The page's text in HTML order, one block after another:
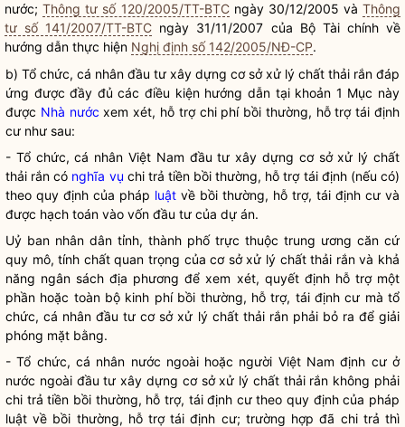
nước;Thông tư số 120/2005/TT-BTCngày 30/12/2005 và Thông
tư số 141/2007/TT-BTC ngày 31/11/2007 của Bộ Tài chính về
hướng dẫn thực hiện Nghị định số 142/2005/NĐ-CP.
b) Tổ chức, cá nhân đầu tư xây dựng cơ sở xử lý chất thải rắn đáp
ứng được đầy đủ các điều kiện hướng dẫn tại khoản 1 Mục này
được Nhà nước xem xét, hỗ trợ chi phíbồi thường, hỗ trợ tái định
cư như sau:
- Tổ chức, cá nhân Việt Nam đầu tư xây dựng cơ sở xử lý chất
thải rắn có nghĩa vụ chi trả tiền bồi thường, hỗ trợ tái định (nếu có)
theo quy định của pháp luật về bồi thường, hỗ trợ, tái định cư và
được hạch toán vào vốn đầu tư của dự án.
Uỷ ban nhân dân tỉnh, thành phố trực thuộc trung ương căn cứ
quy mô, tính chất quan trọng củacơ sở xử lý chất thải rắnvà khả
năng ngân sách địa phương để xem xét, quyết định hỗ trợ một
phần hoặc toàn bộ kinh phí bồi thường, hỗ trợ, tái định cư mà tổ
chức, cá nhân đầu tưcơ sở xử lý chất thải rắnphải bỏ ra để giải
phóng mặt bằng.
- Tổ chức, cá nhân nước ngoài hoặc người Việt Nam định cư ở
nước ngoài đầu tư xây dựng cơ sở xử lý chất thải rắn không phải
chi trả tiền bồi thường, hỗ trợ, tái định cư theo quy định của pháp
luật về bồi thường, hỗ trợ tái định cư; trường hợp đã chi trả thì